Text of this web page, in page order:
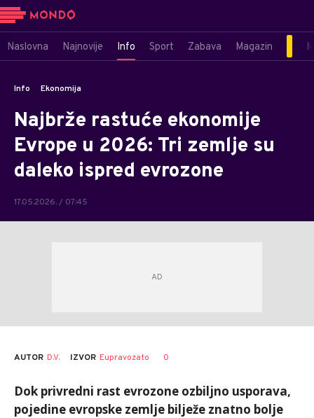
Naslovna Najnovije Info Sport Zabava Magazin
Info Ekonomija
Najbrže rastuće ekonomije
Evrope u 2026: Tri zemlje su
daleko ispred evrozone
17.05.2026. / 07:45
AUTOR D.V. IZVOR Eupravozato 0
Dok privredni rast evrozone ozbiljno usporava,
pojedine evropske zemlje bilježe znatno bolje